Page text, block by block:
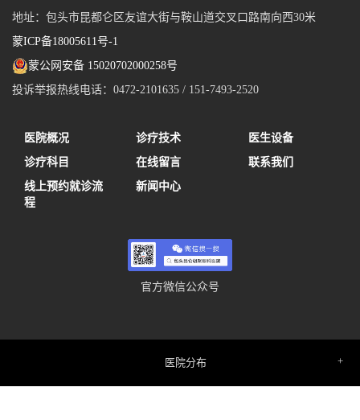
地址：包头市昆都仑区友谊大街与鞍山道交叉口路南向西30米
蒙ICP备18005611号-1
蒙公网安备 15020702000258号
投诉举报热线电话：0472-2101635 / 151-7493-2520
医院概况 诊疗技术
医生设备
诊疗科目
在线留言
联系我们
线上预约就诊流
程
新闻中心
官方微信公众号
医院分布